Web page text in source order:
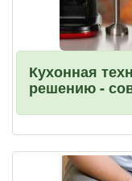
Кухонная
решению -